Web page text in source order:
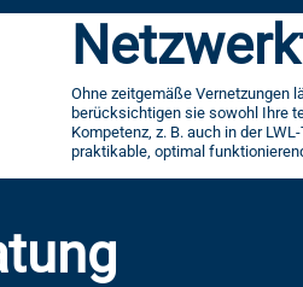
Ohne zeitgemäße Vernetzungen
berücksichtigen sie sowohl Ihre
Kompetenz, z. B. auch in der
praktikable, optimal